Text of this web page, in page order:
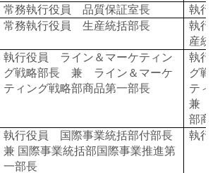
常務執行役員 品質保証室長
執行
常務執行役員 生産統括部長
執行
産統
執行役員 ライン＆マーケティン
グ戦略部長 兼 ライン＆マーケ
ティング戦略部商品第一部長
執行
グ戦
ティ
兼 ラ
部商
執行役員 国際事業統括部付部長
兼 国際事業統括部国際事業推進第
一部長
執行